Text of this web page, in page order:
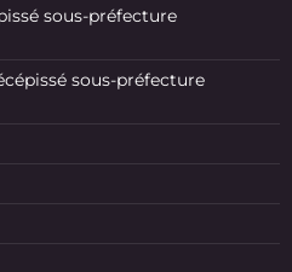
sous-préfecture
sous-préfecture